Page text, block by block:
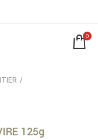
0
125g